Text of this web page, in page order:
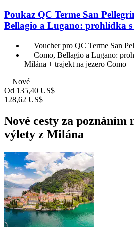
Poukaz QC Terme San
Bellagio a Lugano: prohlídka
Voucher pro QC Terme San
Como, Bellagio a Lugano:
Milána + trajekt na jezero Como
Nové
Od 135,40 US$
128,62 US$
Nové cesty za poznáním
výlety z Milána